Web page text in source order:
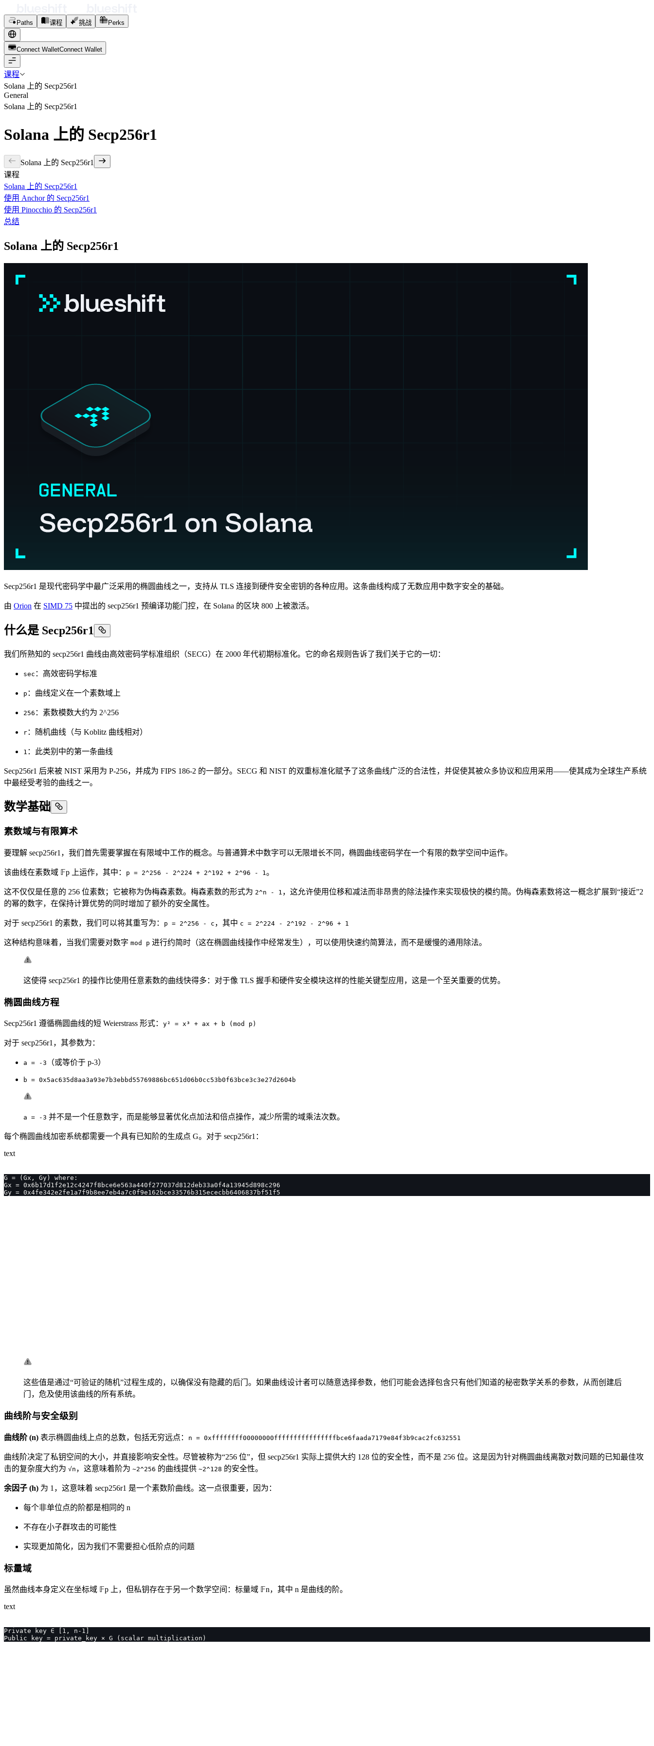
Paths 课程 挑战 Perks
Connect WalletConnect Wal et
课程
Solana 上的 Secp256r1
General
Solana 上的 Secp256r1
Solana 上的 Secp256r1
Solana 上的 Secp256r1
课程
Solana 上的 Secp256r1
使用 Anchor 的 Secp256r1
使用 Pinocchio 的 Secp256r1
总结
Solana 上的 Secp256r1
Secp256r1 是现代密码学中最广泛采用的椭圆曲线之一，支持从 TLS 连接到硬件安全密钥的各种应用。这条曲线构成了无数应用中数字安全的基础。
由 Orion 在 SIMD 75 中提出的 secp256r1 预编译功能门控，在 Solana 的区块 800 上被激活。
什么是 Secp256r1
我们所熟知的 secp256r1 曲线由高效密码学标准组织（SECG）在 2000 年代初期标准化。它的命名规则告诉了我们关于它的一切：
sec ：高效密码学标准
p ：曲线定义在一个素数域上
256 ：素数模数大约为 2^256
r ：随机曲线（与 Koblitz 曲线相对）
1 ：此类别中的第一条曲线
Secp256r1 后来被 NIST 采用为 P-256，并成为 FIPS 186-2 的一部分。SECG 和 NIST 的双重标准化赋予了这条曲线广泛的合法性，并促使其被众多协议和应用采用——使其成为全球生产系统
中最经受考验的曲线之一。
数学基础
素数域与有限算术
要理解 secp256r1，我们首先需要掌握在有限域中工作的概念。与普通算术中数字可以无限增长不同，椭圆曲线密码学在一个有限的数学空间中运作。
该曲线在素数域 𝔽p 上运作，其中： p = 2^256 - 2^224 + 2^192 + 2^96 - 1。
这不仅仅是任意的 256 位素数；它被称为伪梅森素数。梅森素数的形式为 2^n - 1 ，这允许使用位移和减法而非昂贵的除法操作来实现极快的模约简。伪梅森素数将这一概念扩展到“接近”2
的幂的数字，在保持计算优势的同时增加了额外的安全属性。
对于 secp256r1 的素数，我们可以将其重写为： p = 2^256 - c ，其中 c = 2^224 - 2^192 - 2^96 + 1
这种结构意味着，当我们需要对数字 mod p 进行约简时（这在椭圆曲线操作中经常发生），可以使用快速约简算法，而不是缓慢的通用除法。
这使得 secp256r1 的操作比使用任意素数的曲线快得多：对于像 TLS 握手和硬件安全模块这样的性能关键型应用，这是一个至关重要的优势。
椭圆曲线方程
Secp256r1 遵循椭圆曲线的短 Weierstrass 形式： y² = x³ + ax + b (mod p)
对于 secp256r1，其参数为：
a = -3 （或等价于 p-3）
b = 0x5ac635d8aa3a93e7b3ebbd55769886bc651d06b0cc53b0f63bce3c3e27d2604b
a = -3 并不是一个任意数字，而是能够显著优化点加法和倍点操作，减少所需的域乘法次数。
每个椭圆曲线加密系统都需要一个具有已知阶的生成点 G。对于 secp256r1：
text
G = (Gx, Gy) where:
Gx = 0x6b17d1f2e12c4247f8bce6e563a440f277037d812deb33a0f4a13945d898c296
Gy = 0x4fe342e2fe1a7f9b8ee7eb4a7c0f9e162bce33576b315ececbb6406837bf51f5
这些值是通过“可验证的随机”过程生成的，以确保没有隐藏的后门。如果曲线设计者可以随意选择参数，他们可能会选择包含只有他们知道的秘密数学关系的参数，从而创建后
门，危及使用该曲线的所有系统。
曲线阶与安全级别
曲线阶 (n) 表示椭圆曲线上点的总数，包括无穷远点： n = 0xffffffff00000000ffffffffffffffffbce6faada7179e84f3b9cac2fc632551
曲线阶决定了私钥空间的大小，并直接影响安全性。尽管被称为“256 位”，但 secp256r1 实际上提供大约 128 位的安全性，而不是 256 位。这是因为针对椭圆曲线离散对数问题的已知最佳攻
击的复杂度大约为 √n ，这意味着阶为 ~2^256 的曲线提供 ~2^128 的安全性。
余因子 (h) 为 1，这意味着 secp256r1 是一个素数阶曲线。这一点很重要，因为：
每个非单位点的阶都是相同的 n
不存在小子群攻击的可能性
实现更加简化，因为我们不需要担心低阶点的问题
标量域
虽然曲线本身定义在坐标域 𝔽p 上，但私钥存在于另一个数学空间：标量域 𝔽n，其中 n 是曲线的阶。
text
Private key ∈ [1, n-1]
Public key = private_key × G (scalar multiplication)